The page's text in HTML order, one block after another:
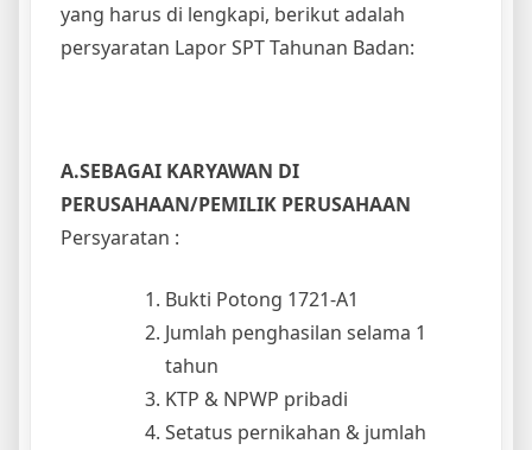
yang harus di lengkapi, berikut adalah
persyaratan Lapor SPT Tahunan Badan:
A.SEBAGAI KARYAWAN DI
PERUSAHAAN/PEMILIK PERUSAHAAN
Persyaratan :
Bukti Potong 1721-A1
Jumlah penghasilan selama 1
tahun
KTP & NPWP pribadi
Setatus pernikahan & jumlah